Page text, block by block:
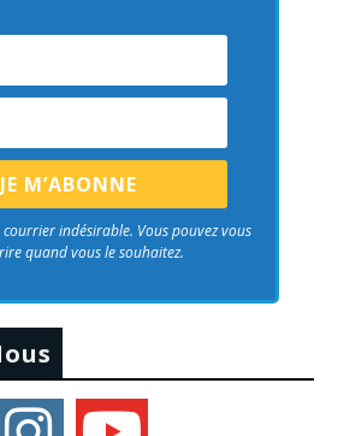
courrier indésirable. Vous pouvez vous
quand vous le souhaitez.